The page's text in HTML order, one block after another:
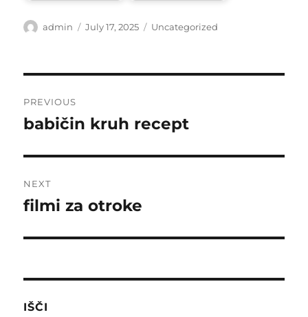
Author
admin
Posted
July 17, 2025 Categories
Uncategorized
navigation
PREVIOUS
Previous
babičin kruh recept
NEXT
Next
filmi za otroke
IŠČI